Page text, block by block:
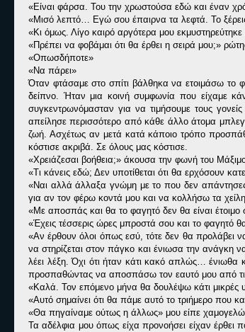
«Είναι φάρσα. Του την χρωστούσα εδώ και έναν
«Μισό λεπτό… Εγώ σου έπαιρνα τα λεφτά. Το
«Κι όμως. Λίγο καιρό αργότερα μου
«Πρέπει να φοβάμαι ότι θα έρθει η σειρά μου;»
«Οπωσδήποτε»
«Να πάρει»
Όταν φτάσαμε στο σπίτι βάλθηκα να ετοιμάσω το
δείπνο. Ήταν μια κοινή συμφωνία που είχαμε
συγκεντρωνόμασταν για να τιμήσουμε τους
απείλησε περισσότερο από κάθε άλλο άτομα
ζωή. Ασχέτως αν μετά κατά κάποιο τρόπο
κόστισε ακριβά. Σε όλους μας κόστισε.
«Χρειάζεσαι βοήθεια;» άκουσα την φωνή του
«Τι κάνεις εδώ; Δεν υποτίθεται ότι θα ερχόσουν
«Ναι αλλά άλλαξα γνώμη με το που δεν
για αν τον φέρω κοντά μου και να κολλήσω τα
«Με αποσπάς και θα το φαγητό δεν θα είναι
«Έχεις τέσσερις ώρες μπροστά σου και το φαγητό
«Αν έρθουν όλοι όπως εσύ, τότε δεν θα προλάβει
να στηρίζεται στον πάγκο και ένιωσα την ανάγκη
λέει λέξη. Όχι ότι ήταν κάτι κακό απλώς…
προσπαθώντας να αποσπάσω τον εαυτό μου από
«Καλά. Τον επόμενο μήνα θα δουλέψω κάτι
«Αυτό σημαίνει ότι θα πάμε αυτό το τριήμερο που
«Θα πηγαίναμε ούτως η άλλως» μου είπε
Τα αδέλφια μου όπως είχα προνοήσει είχαν έρθει